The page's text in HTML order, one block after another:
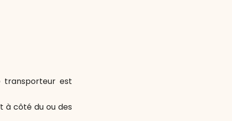
transporteur est
à côté du ou des